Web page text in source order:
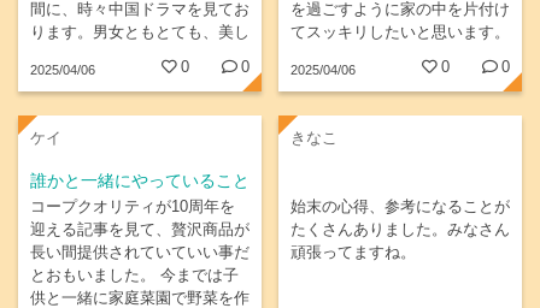
間に、時々中国ドラマを見てお
ります。男女ともとても、美し
く、見とれております。シャウ
ジャンさんが気に入ってます。
も、見てみたいなと、思いま
す。友人に、話しても誰も知ら
なくて、孫たちと、話してま
す。
2025/04/06 0 0
を過ごすように家の中を片付け
てスッキリしたいと思います。
2025/04/06 0 0
ケイ
誰かと一緒にやっていること
コープクオリティが10周年を
迎える記事を見て、贅沢商品が
長い間提供されていていい事だ
とおもいました。 今までは子
供と一緒に家庭菜園で野菜を作
きなこ
始末の心得、参考になることが
たくさんありました。みなさん
頑張ってますね。